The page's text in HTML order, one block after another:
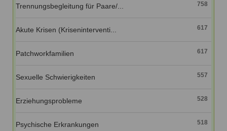
Fortbildungen
Passwort*
vergessen?
Trennungsbegleitung für Paare/... 758
Akute Krisen (Kriseninterventi... 617
Patchworkfamilien 617
Sexuelle Schwierigkeiten 557
Erziehungsprobleme 528
Psychische Erkrankungen 518